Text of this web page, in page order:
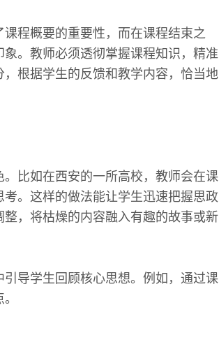
程概要的重要性，而在课程结束之
。教师必须透彻掌握课程知识，精准
根据学生的反馈和教学内容，恰当地
比如在西安的一所高校，教师会在课
。这样的做法能让学生迅速把握思政
，将枯燥的内容融入有趣的故事或新
导学生回顾核心思想。例如，通过课